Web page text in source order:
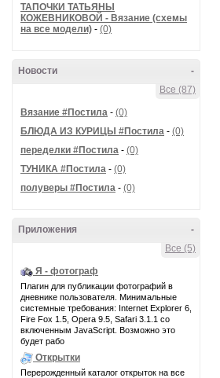
ТАПОЧКИ ТАТЬЯНЫ
КОЖЕВНИКОВОЙ - Вязание (схемы
на все модели) - (0)
-
Новости
Все (87)
Вязание #Постила - (0)
БЛЮДА ИЗ КУРИЦЫ #Постила - (0)
переделки #Постила - (0)
ТУНИКА #Постила - (0)
полуверы #Постила - (0)
-
Приложения
Все (5)
Я - фотограф
Плагин для публикации фотографий в
дневнике пользователя. Минимальные
системные требования: Internet Explorer 6,
Fire Fox 1.5, Opera 9.5, Safari 3.1.1 со
включенным JavaScript. Возможно это
будет рабо
Открытки
Перерожденный каталог открыток на все